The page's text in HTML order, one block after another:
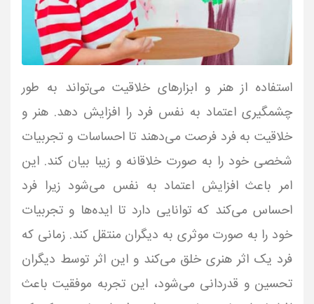
استفاده از هنر و ابزارهای خلاقیت می‌تواند به طور
چشمگیری اعتماد به نفس فرد را افزایش دهد. هنر و
خلاقیت به فرد فرصت می‌دهند تا احساسات و تجربیات
شخصی خود را به صورت خلاقانه و زیبا بیان کند. این
امر باعث افزایش اعتماد به نفس می‌شود زیرا فرد
احساس می‌کند که توانایی دارد تا ایده‌ها و تجربیات
خود را به صورت موثری به دیگران منتقل کند. زمانی که
فرد یک اثر هنری خلق می‌کند و این اثر توسط دیگران
تحسین و قدردانی می‌شود، این تجربه موفقیت باعث